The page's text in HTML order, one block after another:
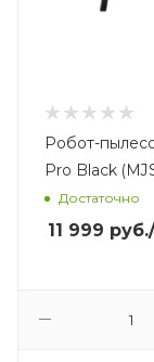
Робот-
Pro Black
Достаточно
11 999 руб.